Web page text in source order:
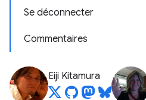
Se déconnecter
Commentaires
Eiji Kitamura